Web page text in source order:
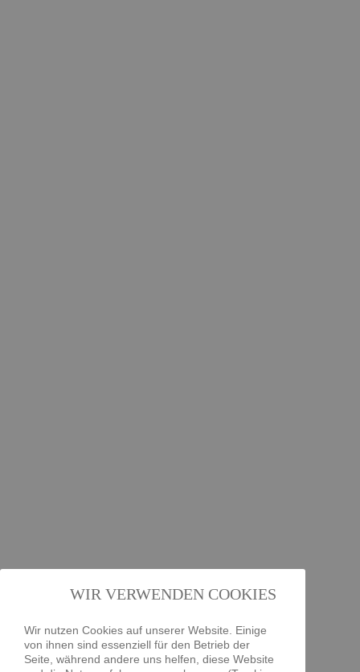
WIR VERWENDEN COOKIES
Wir nutzen Cookies auf unserer Website. Einige
von ihnen sind essenziell für den Betrieb der
Seite, während andere uns helfen, diese Website